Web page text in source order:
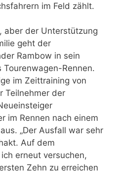
im Feld zählt.
aber der Unterstützung
geht der
Rambow in sein
Rennen.
im Zeittraining von
Teilnehmer der
im Rennen nach einem
„Der Ausfall war sehr
Auf dem
erneut versuchen,
Zehn zu erreichen